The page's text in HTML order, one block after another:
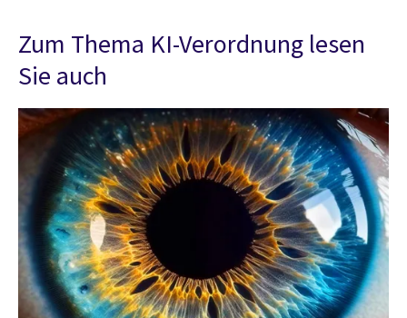
Zum Thema KI-Verordnung lesen
Sie auch